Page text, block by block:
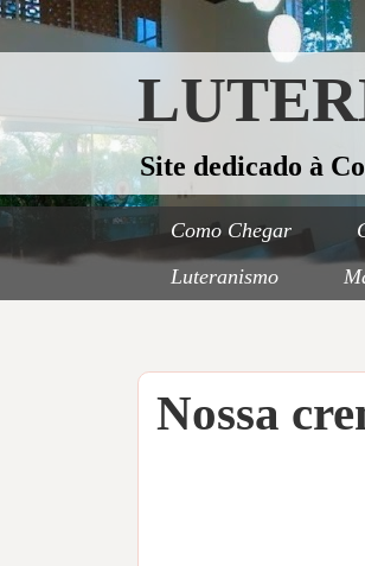
Site dedicado à
Como Chegar
Luteranismo
Nossa